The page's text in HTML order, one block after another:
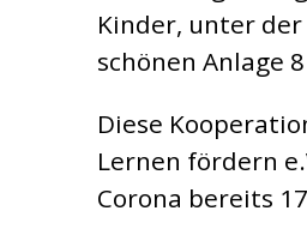
Kinder, unter
schönen Anlage
Diese
Lernen fördern
Corona bereits